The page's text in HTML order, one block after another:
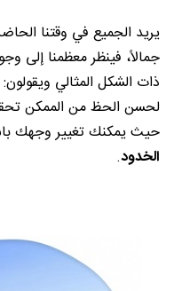
يريد الجميع في وقتنا
جمالاً، فينظر معظمنا إلى
ذات الشكل المثالي
لحسن الحظ من الممكن
حيث يمكنك تغيير وجهك
الخدود.